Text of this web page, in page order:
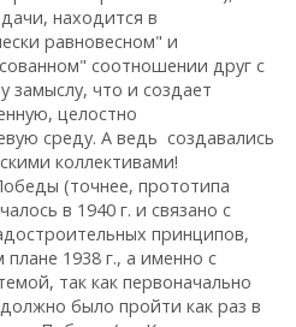
находится в
равновесном" и
соотношении друг с
что и создает
целостно
среду. А ведь создавались
коллективами!
(точнее, прототипа
в 1940 г. и связано с
принципов,
1938 г., а именно с
так как первоначально
было пройти как раз в